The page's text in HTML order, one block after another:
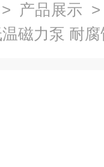
> 产品展示
磁力泵 耐